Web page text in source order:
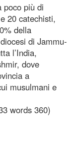
poco più di
20 catechisti,
della
di Jammu-
l’India,
dove
a
musulmani e
words 360)